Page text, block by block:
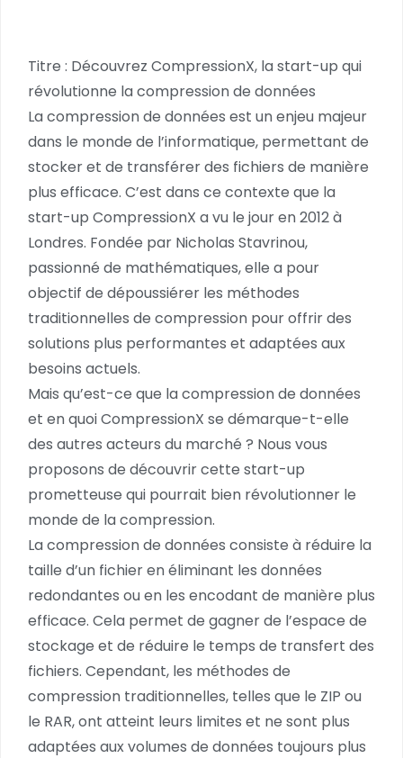
Titre : Découvrez CompressionX, la start-up qui
révolutionne la compression de données
La compression de données est un enjeu majeur
dans le monde de l’informatique, permettant de
stocker et de transférer des fichiers de manière
plus efficace. C’est dans ce contexte que la
start-up CompressionX a vu le jour en 2012 à
Londres. Fondée par Nicholas Stavrinou,
passionné de mathématiques, elle a pour
objectif de dépoussiérer les méthodes
traditionnelles de compression pour offrir des
solutions plus performantes et adaptées aux
besoins actuels.
Mais qu’est-ce que la compression de données
et en quoi CompressionX se démarque-t-elle
des autres acteurs du marché ? Nous vous
proposons de découvrir cette start-up
prometteuse qui pourrait bien révolutionner le
monde de la compression.
La compression de données consiste à réduire la
taille d’un fichier en éliminant les données
redondantes ou en les encodant de manière plus
efficace. Cela permet de gagner de l’espace de
stockage et de réduire le temps de transfert des
fichiers. Cependant, les méthodes de
compression traditionnelles, telles que le ZIP ou
le RAR, ont atteint leurs limites et ne sont plus
adaptées aux volumes de données toujours plus